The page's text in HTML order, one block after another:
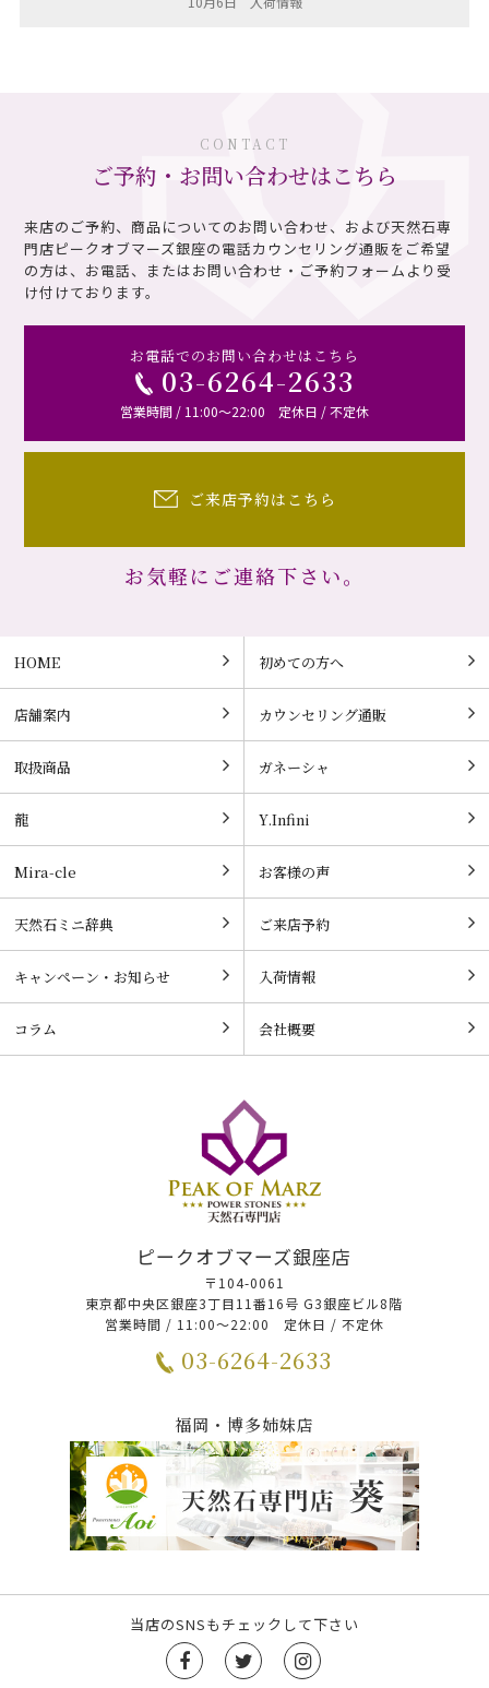
CONTACT
ご予約・お問い合わせはこちら
来店のご予約、商品についてのお問い合わせ、および天然石専
門店ピークオブマーズ銀座の電話カウンセリング通販を ご希望
の方は、お電話、またはお問い合わせ・ご予約フォームより受
け付けております。
お電話でのお問い合わせはこちら
03-6264-2633
営業時間 / 11:00～22:00 定休日 / 不定休
ご来店予約はこちら
お気軽にご連絡下さい。
HOME 初めての方へ
店舗案内 カウンセリング通販
取扱商品 ガネーシャ
龍 Y.Infini
Mira-cle お客様の声
天然石ミニ辞典 ご来店予約
キャンペーン・お知らせ 入荷情報
コラム 会社概要
ピークオブマーズ銀座店
〒104-0061
東京都中央区銀座3丁目11番16号 G3銀座ビル8階
営業時間 / 11:00～22:00 定休日 / 不定休
03-6264-2633
福岡・博多姉妹店
当店のSNSもチェックして下さい